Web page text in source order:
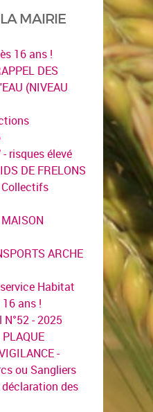
MAIRIE
16 ans !
DES
(NIVEAU
risques élevé
DE FRELONS
ARCHE
Habitat
ans !
- 2025
-
ou Sangliers
des